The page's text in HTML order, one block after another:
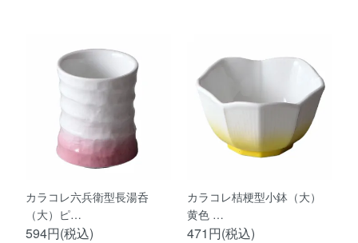
カラコレ六兵衛型長湯呑
（大）ピ…
594円(税込)
カラコレ桔梗型小鉢（大）
黄色 …
471円(税込)